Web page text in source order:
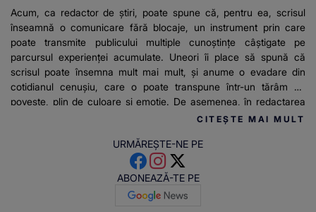
Acum, ca redactor de știri, poate spune că, pentru ea, scrisul
înseamnă o comunicare fără blocaje, un instrument prin care
poate transmite publicului multiple cunoștințe câștigate pe
parcursul experienței acumulate. Uneori îi place să spună că
scrisul poate însemna mult mai mult, și anume o evadare din
cotidianul cenușiu, care o poate transpune într-un tărâm de
poveste, plin de culoare și emoție. De asemenea, în redactarea
articolelor pentru stirilekanald.ro îi place să relateze mereu
CITEȘTE MAI MULT
URMĂREȘTE-NE PE
ABONEAZĂ-TE PE